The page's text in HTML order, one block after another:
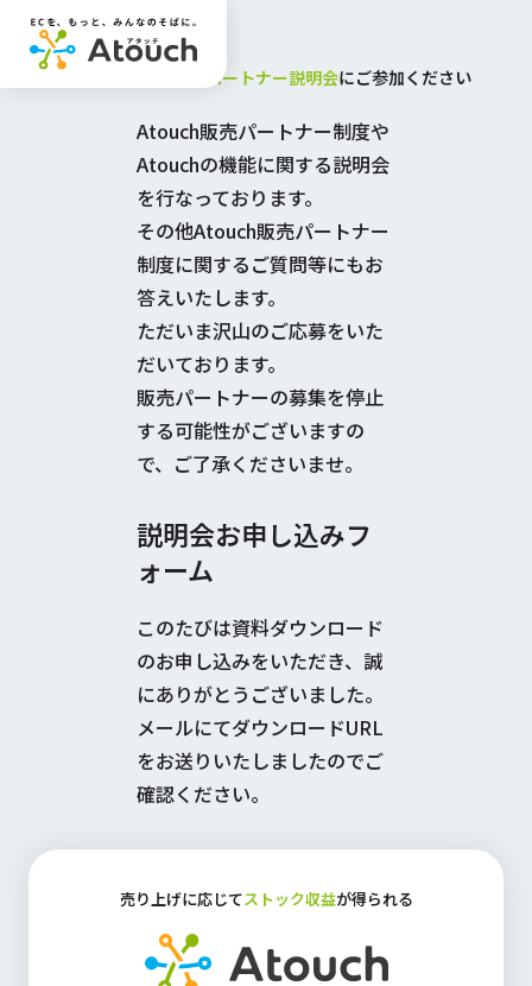
まずは Atouch販売パートナー説明会にご参加ください
Atouch販売パートナー制度や
Atouchの機能に関する説明会
を行なっております。
その他Atouch販売パートナー
制度に関するご質問等にもお
答えいたします。
ただいま沢山のご応募をいた
だいております。
販売パートナーの募集を停止
する可能性がございますの
で、ご了承くださいませ。
説明会お申し込みフ
ォーム
このたびは資料ダウンロード
のお申し込みをいただき、誠
にありがとうございました。
メールにてダウンロードURL
をお送りいたしましたのでご
確認ください。
売り上げに応じてストック収益が得られる